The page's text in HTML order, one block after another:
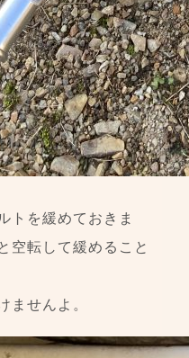
トを緩めておきま
空転して緩めること
ませんよ。